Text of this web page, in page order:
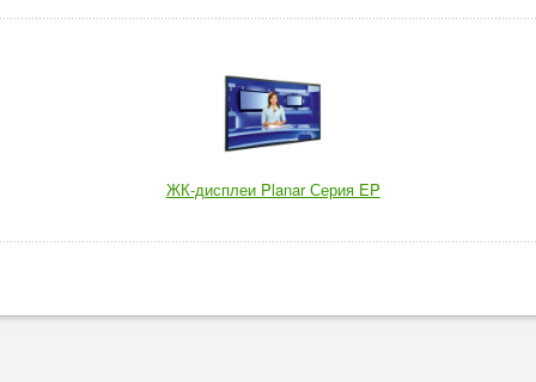
ЖК-дисплеи Planar Серия EP